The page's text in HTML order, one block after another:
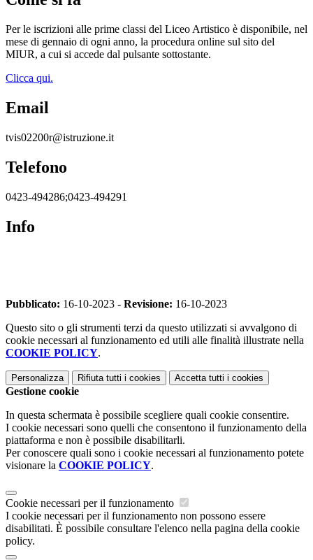
Per le iscrizioni alle prime classi del Liceo Artistico è disponibile, nel
mese di gennaio di ogni anno, la procedura online sul sito del
MIUR, a cui si accede dal pulsante sottostante.
Clicca qui.
Email
tvis02200r@istruzione.it
Telefono
0423-494286;0423-494291
Info
Pubblicato: 16-10-2023 - Revisione: 16-10-2023
Questo sito o gli strumenti terzi da questo utilizzati si avvalgono di
cookie necessari al funzionamento ed utili alle finalità illustrate nella
COOKIE POLICY.
Personalizza Rifiuta tutti i cookies Accetta tutti i cookies
Gestione cookie
In questa schermata è possibile scegliere quali cookie consentire.
I cookie necessari sono quelli che consentono il funzionamento della
piattaforma e non è possibile disabilitarli.
Per conoscere quali sono i cookie necessari al funzionamento potete
visionare la COOKIE POLICY.
Cookie necessari per il funzionamento
I cookie necessari per il funzionamento non possono essere
disabilitati. È possibile consultare l'elenco nella pagina della cookie
policy.